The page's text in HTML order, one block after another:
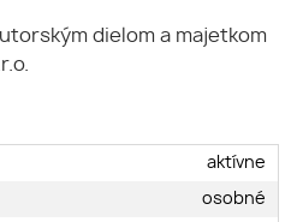
dielom a majetkom
aktívne
osobné